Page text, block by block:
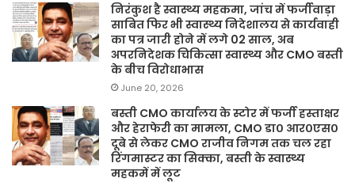
निरंकुश है स्वास्थ्य महकमा, जांच में फर्जीवाड़ा
साबित फिर भी स्वास्थ्य निदेशालय से कार्यवाही
का पत्र जारी होने में लगे 02 साल, अब
अपरनिदेशक चिकित्सा स्वास्थ्य और CMO बस्ती
के बीच विरोधाभास
June 20, 2026
बस्ती CMO कार्यालय के स्टोर में फर्जी हस्ताक्षर
और हेराफेरी का मामला, CMO डा० आर०एस०
दूबे से लेकर CMO राजीव निगम तक चल रहा
रिंगमास्टर का सिक्का, बस्ती के स्वास्थ्य
महकमें में लूट